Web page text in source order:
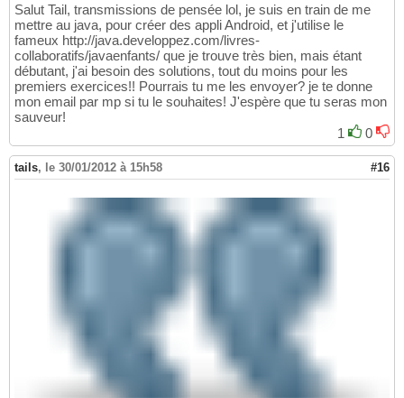
Salut Tail, transmissions de pensée lol, je suis en train de me
mettre au java, pour créer des appli Android, et j'utilise le
fameux http://java.developpez.com/livres-
collaboratifs/javaenfants/ que je trouve très bien, mais étant
débutant, j'ai besoin des solutions, tout du moins pour les
premiers exercices!! Pourrais tu me les envoyer? je te donne
mon email par mp si tu le souhaites! J'espère que tu seras mon
sauveur!
1
0
tails, le 30/01/2012 à 15h58 #16